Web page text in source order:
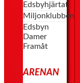
Edsbyhjärtat
Miljonklubben
Edsbyn
Damer
Framåt
ARENAN